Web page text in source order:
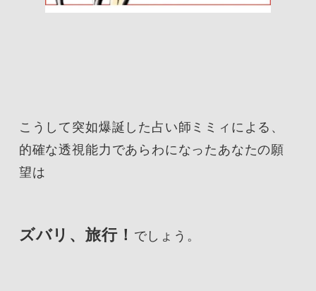
こうして突如爆誕した占い師ミミィによる、
的確な透視能力であらわになったあなたの願
望は
ズバリ、旅行！ でしょう。